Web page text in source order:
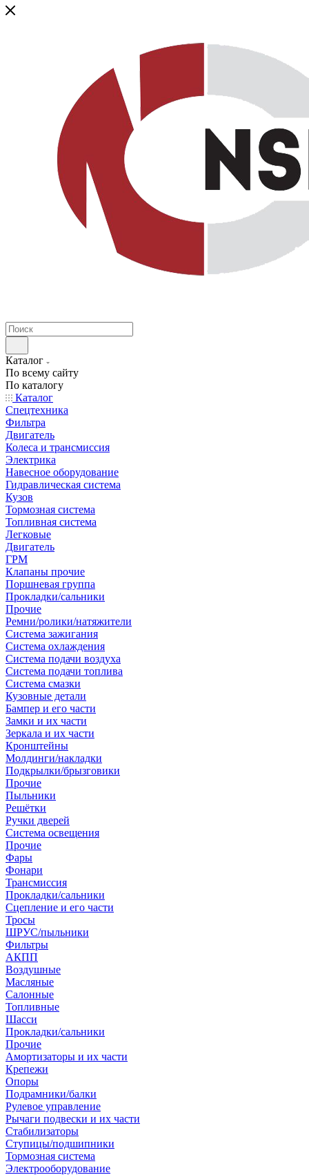
Каталог
По всему сайту
По каталогу
Каталог
Спецтехника
Фильтра
Двигатель
Колеса и трансмиссия
Электрика
Навесное оборудование
Гидравлическая система
Кузов
Тормозная система
Топливная система
Легковые
Двигатель
ГРМ
Клапаны прочие
Поршневая группа
Прокладки/сальники
Прочие
Ремни/ролики/натяжители
Система зажигания
Система охлаждения
Система подачи воздуха
Система подачи топлива
Система смазки
Кузовные детали
Бампер и его части
Замки и их части
Зеркала и их части
Кронштейны
Молдинги/накладки
Подкрылки/брызговики
Прочие
Пыльники
Решётки
Ручки дверей
Система освещения
Прочие
Фары
Фонари
Трансмиссия
Прокладки/сальники
Сцепление и его части
Тросы
ШРУС/пыльники
Фильтры
АКПП
Воздушные
Масляные
Салонные
Топливные
Шасси
Прокладки/сальники
Прочие
Амортизаторы и их части
Крепежи
Опоры
Подрамники/балки
Рулевое управление
Рычаги подвески и их части
Стабилизаторы
Ступицы/подшипники
Тормозная система
Электрооборудование